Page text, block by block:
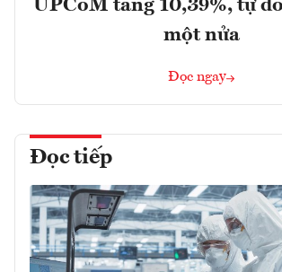
UPCoM tăng 10,39%, tự
một nửa
Đọc ngay
Đọc tiếp